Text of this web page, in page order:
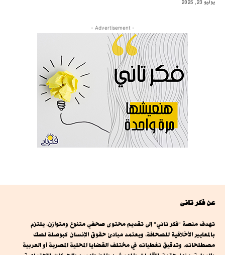
يوليو 23, 2025
- Advertisement -
عن فكر تانى
تهدف منصة "فكر تاني" إلى تقديم محتوى صحفي متنوع ومتوازن، يلتزم
بالمعايير الأخلاقية للصحافة، ويعتمد مبادئ حقوق الإنسان كبوصلة لصك
مصطلحاته، وتدقيق تغطياته في مختلف القضايا المحلية المصرية أو العربية